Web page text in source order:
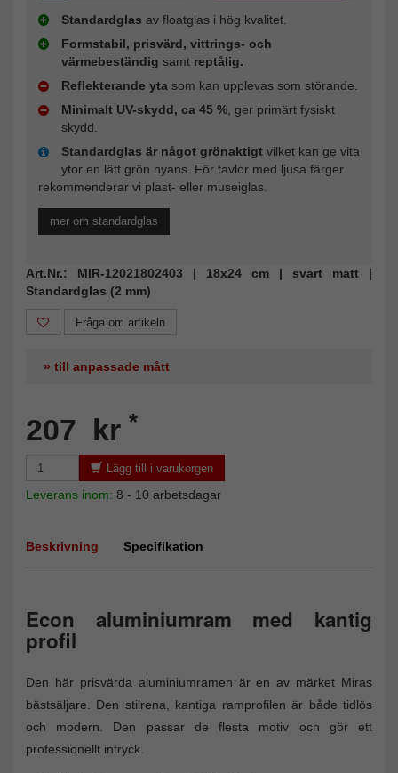
Standardglas av floatglas i hög kvalitet.
Formstabil, prisvärd, vittrings- och
värmebeständig samt reptålig.
Reflekterande yta som kan upplevas som störande.
Minimalt UV-skydd, ca 45 %, ger primärt fysiskt
skydd.
Standardglas är något grönaktigt vilket kan ge vita
ytor en lätt grön nyans. För tavlor med ljusa färger
rekommenderar vi plast- eller museiglas.
mer om standardglas
Art.Nr.: MIR-12021802403 | 18x24 cm | svart matt |
Standardglas (2 mm)
Fråga om artikeln
» till anpassade mått
207 kr *
Lägg till i varukorgen
Leverans inom: 8 - 10 arbetsdagar
Beskrivning Specifikation
Econ aluminiumram med kantig
profil
Den här prisvärda aluminiumramen är en av märket Miras
bästsäljare. Den stilrena, kantiga ramprofilen är både tidlös
och modern. Den passar de flesta motiv och gör ett
professionellt intryck.